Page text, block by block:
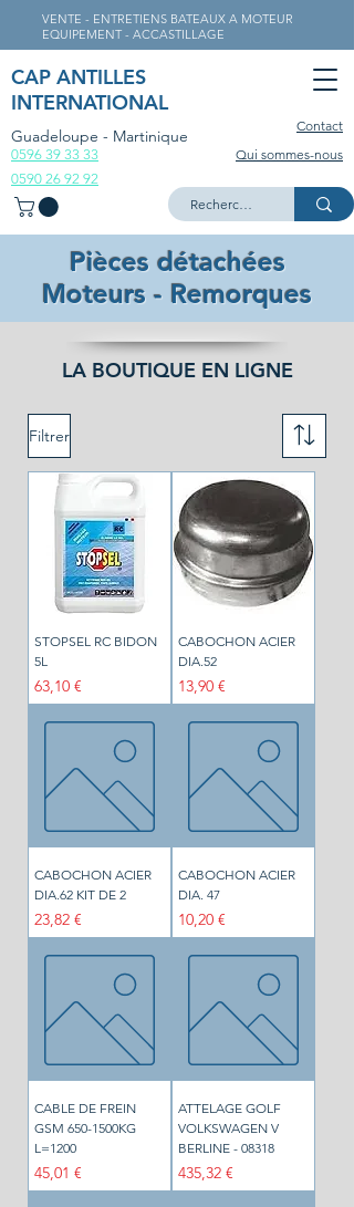
VENTE - ENTRETIENS BATEAUX A MOTEUR
EQUIPEMENT - ACCASTILLAGE
CAP ANTILLES
INTERNATIONAL
Guadeloupe - Martinique
Contact
Qui sommes-nous
0596 39 33 33
0590 26 92 92
Filtrer
STOPSEL RC BIDON
5L
Prix
63,10 €
CABOCHON ACIER
DIA.52
Prix
13,90 €
CABOCHON ACIER
DIA.62 KIT DE 2
Prix
23,82 €
CABOCHON ACIER
DIA. 47
Prix
10,20 €
CABLE DE FREIN
GSM 650-1500KG
L=1200
Prix
45,01 €
ATTELAGE GOLF
VOLKSWAGEN V
BERLINE - 08318
Prix
435,32 €
Pièces détachées
Moteurs - Remorques
LA BOUTIQUE EN LIGNE